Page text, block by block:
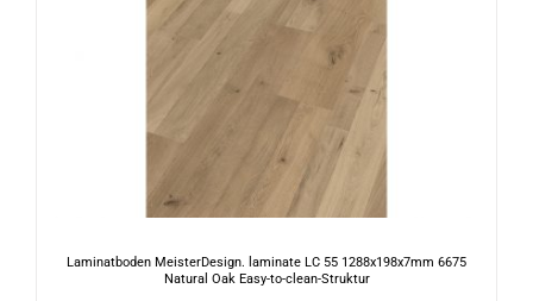
Laminatboden MeisterDesign. laminate LC 55 1288x198x7mm 6675
Natural Oak Easy-to-clean-Struktur